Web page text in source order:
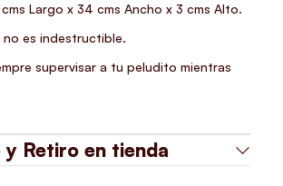
Largo x 34 cms Ancho x 3 cms Alto.
no es indestructible.
supervisar a tu peludito mientras
y Retiro en tienda